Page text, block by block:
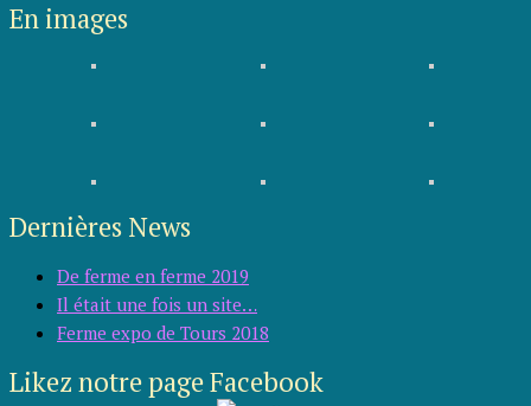
En images
Dernières News
De ferme en ferme 2019
Il était une fois un site…
Ferme expo de Tours 2018
Likez notre page Facebook